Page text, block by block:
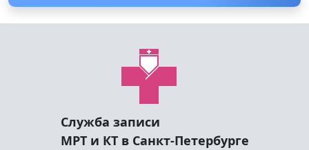
Служба записи
МРТ и КТ в Санкт-Петербурге